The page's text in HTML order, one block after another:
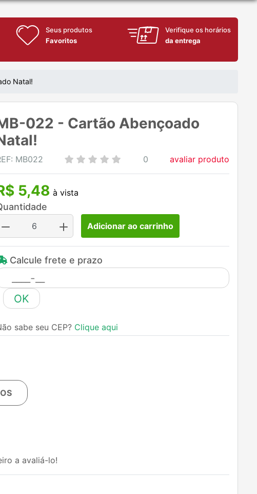
Seus produtos
Favoritos
Verifique os horários
da entrega
Natal!
022 - Cartão Abençoado
MB022 0 avaliar produto
5,48 à vista
Adicionar ao carrinho
Calcule frete e prazo
OK
sabe seu CEP? Clique aqui
a avaliá-lo!